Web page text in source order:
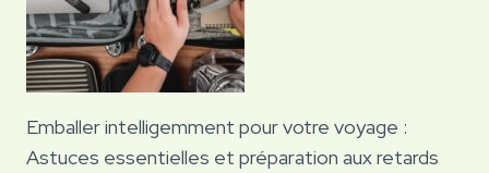
Emballer intelligemment pour votre voyage :
Astuces essentielles et préparation aux retards